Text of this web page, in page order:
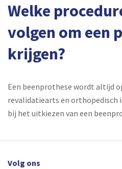
Welke
volgen om een
krijgen?
Een beenprothese wordt altijd
revalidatiearts en
bij het uitkiezen van een
Volg ons